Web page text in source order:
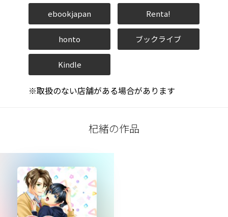
ebookjapan Renta!
honto ブックライブ
Kindle
※取扱のない店舗がある場合があります
杞緒の作品